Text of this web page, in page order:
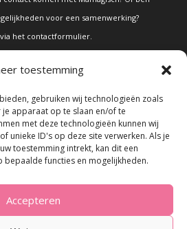
toestemming
gebruiken wij technologieën zoals
apparaat op te slaan en/of te
met deze technologieën kunnen wij
unieke ID's op deze site verwerken. Als je
toestemming intrekt, kan dit een
functies en mogelijkheden.
Accepteren
voor een samenwerking?
het contactformulier.
site zijn eigendom van Mamagisch.
mogen onder geen beding
overgenomen. Wanneer er gebruik
en foto's van derden, zal dit